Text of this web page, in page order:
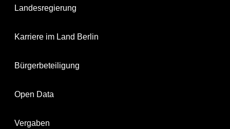
Landesregierung
Karriere im Land Berlin
Bürgerbeteiligung
Open Data
Vergaben